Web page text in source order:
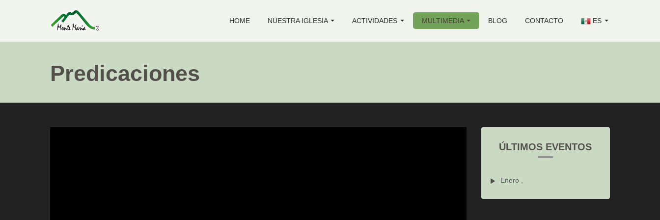
HOME NUESTRA IGLESIA ACTIVIDADES MULTIMEDIA BLOG CONTACTO ES
Predicaciones
ÚLTIMOS EVENTOS
Enero ,